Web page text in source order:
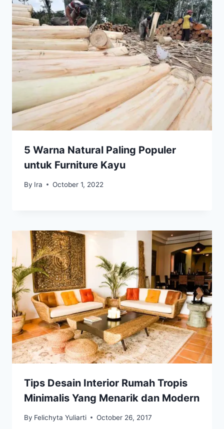
5 Warna Natural Paling Populer
untuk Furniture Kayu
By Ira October 1, 2022
Tips Desain Interior Rumah Tropis
Minimalis Yang Menarik dan Modern
By Felichyta Yuliarti October 26, 2017